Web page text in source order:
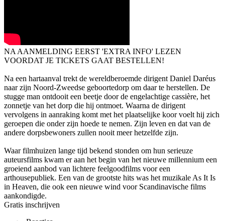
NA AANMELDING EERST 'EXTRA INFO' LEZEN
VOORDAT JE TICKETS GAAT BESTELLEN!
Na een hartaanval trekt de wereldberoemde dirigent Daniel Daréus
naar zijn Noord-Zweedse geboortedorp om daar te herstellen. De
stugge man ontdooit een beetje door de engelachtige cassière, het
zonnetje van het dorp die hij ontmoet. Waarna de dirigent
vervolgens in aanraking komt met het plaatselijke koor voelt hij zich
geroepen die onder zijn hoede te nemen. Zijn leven en dat van de
andere dorpsbewoners zullen nooit meer hetzelfde zijn.
Waar filmhuizen lange tijd bekend stonden om hun serieuze
auteursfilms kwam er aan het begin van het nieuwe millennium een
groeiend aanbod van lichtere feelgoodfilms voor een
arthousepubliek. Een van de grootste hits was het muzikale As It Is
in Heaven, die ook een nieuwe wind voor Scandinavische films
aankondigde.
Gratis inschrijven